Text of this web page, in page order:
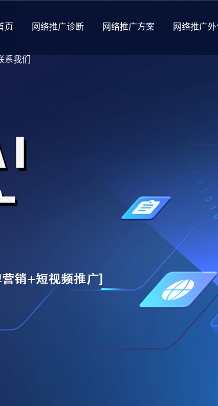
页 网络推广诊断 网络推广方案 网络推广
系我们